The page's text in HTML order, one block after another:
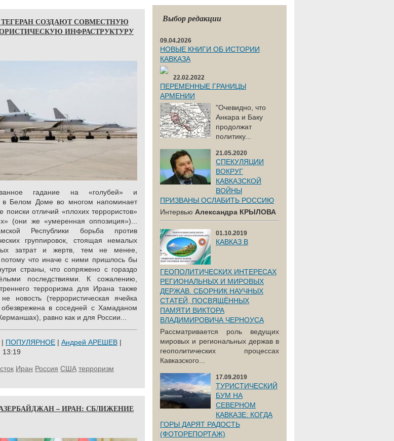
СОЗДАЮТ СОВМЕСТНУЮ
ИНФРАСТРУКТУРУ
гадание на «голубей» и
в Белом Доме во многом напоминает
поиски отличий «плохих террористов»
(они же «умеренная оппозиция»)...
Республики борьба против
группировок, стоящая немалых
затрат и жертв, тем не менее,
что иначе с ними пришлось бы
страны, что сопряжено с гораздо
последствиями. К сожалению,
терроризма для Ирана также
новость (террористическая ячейка
в соседней с Хамаданом
равно как и для России...
| ПОПУЛЯРНОЕ | Андрей АРЕШЕВ |
13:19
Иран Россия США терроризм
– ИРАН: СБЛИЖЕНИЕ
Выбор редакции
09.04.2026
НОВЫЕ КНИГИ ОБ ИСТОРИИ
КАВКАЗА
22.02.2022
ПЕРЕМЕННЫЕ ГРАНИЦЫ
АРМЕНИИ
"Очевидно, что
Анкара и Баку
продолжат
политику...
21.05.2020
СПЕКУЛЯЦИИ
ВОКРУГ
КАВКАЗСКОЙ
ВОЙНЫ
ПРИЗВАНЫ ОСЛАБИТЬ РОССИЮ
Интервью Александра КРЫЛОВА
01.10.2019
КАВКАЗ В
ГЕОПОЛИТИЧЕСКИХ ИНТЕРЕСАХ
РЕГИОНАЛЬНЫХ И МИРОВЫХ
ДЕРЖАВ. СБОРНИК НАУЧНЫХ
СТАТЕЙ, ПОСВЯЩЁННЫХ
ПАМЯТИ ВИКТОРА
ВЛАДИМИРОВИЧА ЧЕРНОУСА
Рассматривается роль ведущих
мировых и региональных держав в
геополитических процессах
Кавказского...
17.09.2019
ТУРИСТИЧЕСКИЙ
БУМ НА
СЕВЕРНОМ
КАВКАЗЕ: КОГДА
ГОРЫ ДАРЯТ РАДОСТЬ
(ФОТОРЕПОРТАЖ)